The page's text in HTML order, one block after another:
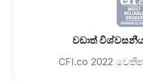
වඩාත්
CFI.co 2022